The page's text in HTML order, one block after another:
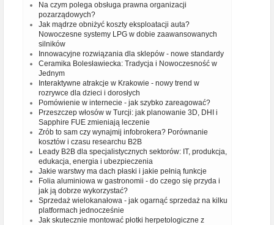
Na czym polega obsługa prawna organizacji
pozarządowych?
Jak mądrze obniżyć koszty eksploatacji auta?
Nowoczesne systemy LPG w dobie zaawansowanych
silników
Innowacyjne rozwiązania dla sklepów - nowe standardy
Ceramika Bolesławiecka: Tradycja i Nowoczesność w
Jednym
Interaktywne atrakcje w Krakowie - nowy trend w
rozrywce dla dzieci i dorosłych
Pomówienie w internecie - jak szybko zareagować?
Przeszczep włosów w Turcji: jak planowanie 3D, DHI i
Sapphire FUE zmieniają leczenie
Zrób to sam czy wynajmij infobrokera? Porównanie
kosztów i czasu researchu B2B
Leady B2B dla specjalistycznych sektorów: IT, produkcja,
edukacja, energia i ubezpieczenia
Jakie warstwy ma dach płaski i jakie pełnią funkcje
Folia aluminiowa w gastronomii - do czego się przyda i
jak ją dobrze wykorzystać?
Sprzedaż wielokanałowa - jak ogarnąć sprzedaż na kilku
platformach jednocześnie
Jak skutecznie montować płotki herpetologiczne z